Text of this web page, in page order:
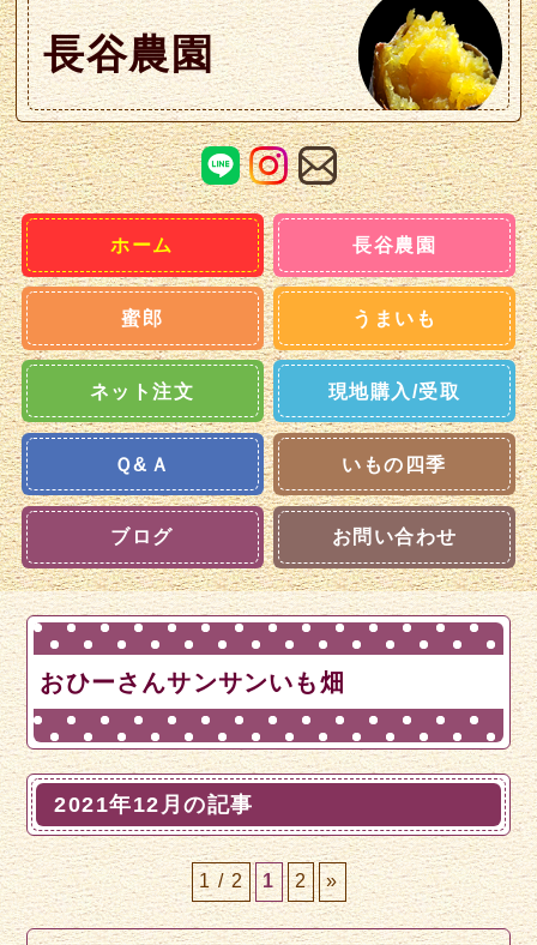
長谷農園
ホーム 長谷農園
蜜郎 うまいも
ネット注文 現地購入/受取
Ｑ&Ａ いもの四季
ブログ お問い合わせ
おひーさんサンサンいも畑
2021年12月の記事
1 / 2 1 2 »